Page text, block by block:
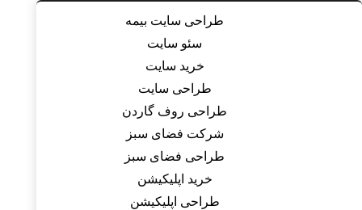
طراحی سایت بیمه
سئو سایت
خرید سایت
طراحی سایت
طراحی روف گاردن
شرکت فضای سبز
طراحی فضای سبز
خرید اپلیکیشن
طراحی اپلیکیشن